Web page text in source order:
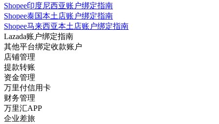
Shopee印度尼西亚账户绑定指南
Shopee泰国本土店账户绑定指南
Shopee马来西亚本土店账户绑定指南
Lazada账户绑定指南
其他平台绑定收款账户
店铺管理
提款转账
资金管理
万里付信用卡
财务管理
万里汇APP
企业差旅